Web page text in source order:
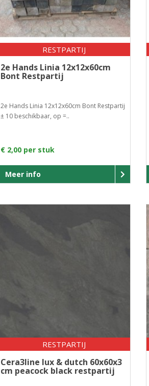
RESTPARTIJ
2e Hands Linia 12x12x60cm
Bont Restpartij
2e Hands Linia 12x12x60cm Bont Restpartij
± 10 beschikbaar, op =..
€ 2,00 per stuk
Meer info
RESTPARTIJ
Cera3line lux & dutch 60x60x3
cm peacock black restpartij